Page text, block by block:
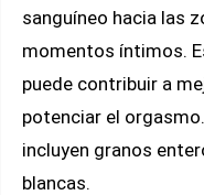
sanguíneo hacia las
momentos íntimos.
puede contribuir a
potenciar el
incluyen granos
blancas.